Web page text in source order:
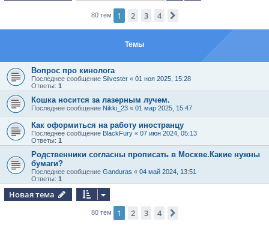
80 тем 1 2 3 4
Темы
Вопрос про кинолога
Последнее сообщение Silvester « 01 ноя 2025, 15:28
Ответы: 1
Кошка носится за лазерным лучем.
Последнее сообщение Nikki_23 « 01 мар 2025, 15:47
Как оформиться на работу иностранцу
Последнее сообщение BlackFury « 07 июн 2024, 05:13
Ответы: 1
Родственники согласны прописать в Москве.Какие нужны
бумаги?
Последнее сообщение Ganduras « 04 май 2024, 13:51
Ответы: 1
Новая тема
80 тем 1 2 3 4